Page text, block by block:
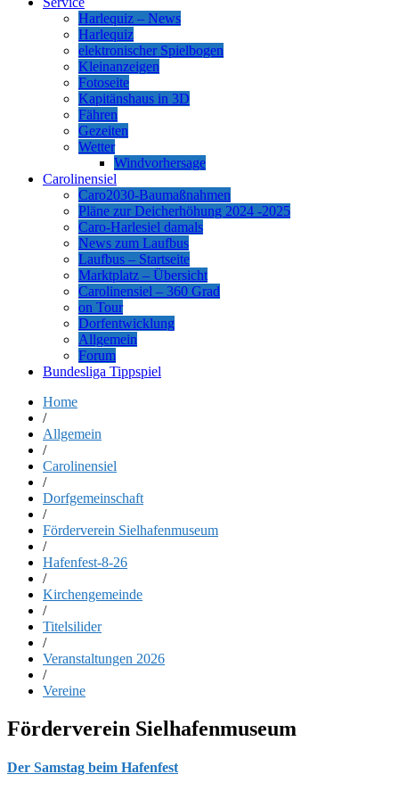
Harlequiz – News
Harlequiz
elektronischer Spielbogen
Kleinanzeigen
Fotoseite
Kapitänshaus in 3D
Fähren
Gezeiten
Wetter
Windvorhersage
Carolinensiel
Caro2030-Baumaßnahmen
Pläne zur Deicherhöhung 2024 -2025
Caro-Harlesiel damals
News zum Laufbus
Laufbus – Startseite
Marktplatz – Übersicht
Carolinensiel – 360 Grad
on Tour
Dorfentwicklung
Allgemein
Forum
Bundesliga Tippspiel
Home
/
Allgemein
/
Carolinensiel
/
Dorfgemeinschaft
/
Förderverein Sielhafenmuseum
/
Hafenfest-8-26
/
Kirchengemeinde
/
Titelsilider
/
Veranstaltungen 2026
/
Vereine
Förderverein Sielhafenmuseum
Der Samstag beim Hafenfest